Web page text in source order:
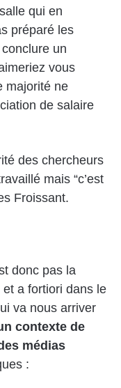
qui en
préparé les
un
vous
majorité ne
de salaire
des chercheurs
mais “c’est
Froissant.
donc pas la
et a fortiori dans le
va nous arriver
contexte de
médias
: